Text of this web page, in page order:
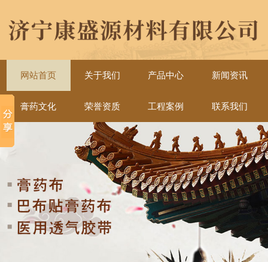
网站首页 关于我们 产品中心 新闻资讯
膏药文化 荣誉资质 工程案例 联系我们